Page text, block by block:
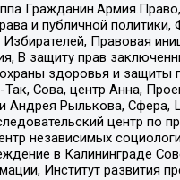
и публичной
Правовая
В защиту прав
здоровья и
Так, Сова, центр Анна,
Андрея Рылькова, Сфера,
центр по
независимых
в Калининграде
Институт развития